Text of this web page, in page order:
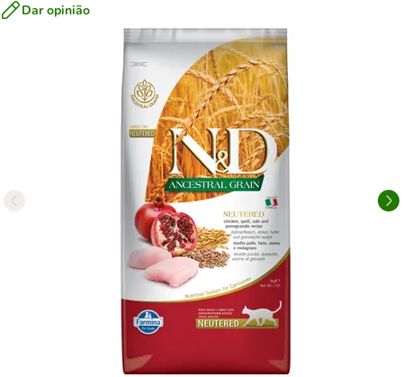
Dar opinião